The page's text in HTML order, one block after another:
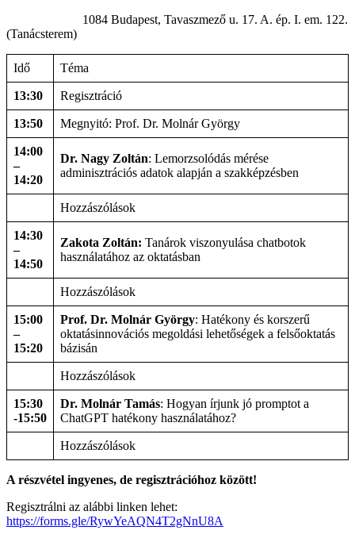
1084 Budapest, Tavaszmező u. 17. A. ép. I. em. 122.
(Tanácsterem)
Idő Téma
13:30 Regisztráció
13:50 Megnyitó: Prof. Dr. Molnár György
14:00
–
14:20
Dr. Nagy Zoltán: Lemorzsolódás mérése
adminisztrációs adatok alapján a szakképzésben
Hozzászólások
14:30
–
14:50
Zakota Zoltán: Tanárok viszonyulása chatbotok
használatához az oktatásban
Hozzászólások
15:00
–
15:20
Prof. Dr. Molnár György: Hatékony és korszerű
oktatásinnovációs megoldási lehetőségek a felsőoktatás
bázisán
Hozzászólások
15:30
-15:50
Dr. Molnár Tamás: Hogyan írjunk jó promptot a
ChatGPT hatékony használatához?
Hozzászólások
A részvétel ingyenes, de regisztrációhoz között!
Regisztrálni az alábbi linken lehet:
https://forms.gle/RywYeAQN4T2gNnU8A